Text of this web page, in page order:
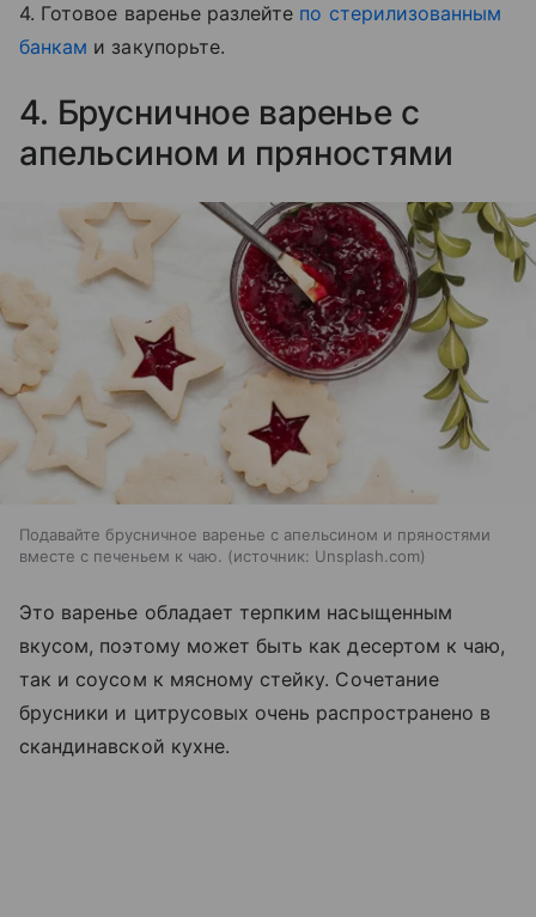
4. Готовое варенье разлейте по стерилизованным
банкам и закупорьте.
4. Брусничное варенье с
апельсином и пряностями
Подавайте брусничное варенье с апельсином и пряностями
вместе с печеньем к чаю.
источник: Unsplash.com
Это варенье обладает терпким насыщенным
вкусом, поэтому может быть как десертом к чаю,
так и соусом к мясному стейку. Сочетание
брусники и цитрусовых очень распространено в
скандинавской кухне.